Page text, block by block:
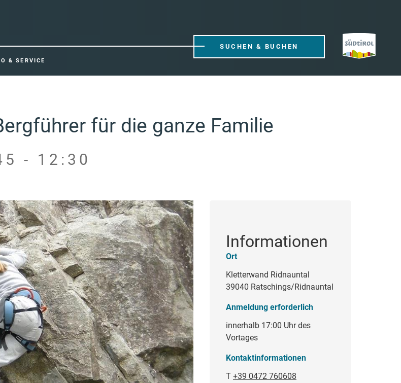
& SERVICE
SUCHEN & BUCHEN
für die ganze Familie
- 12:30
Informationen
Ort
Kletterwand Ridnauntal
39040 Ratschings/Ridnauntal
Anmeldung erforderlich
innerhalb 17:00 Uhr des
Vortages
Kontaktinformationen
T +39 0472 760608